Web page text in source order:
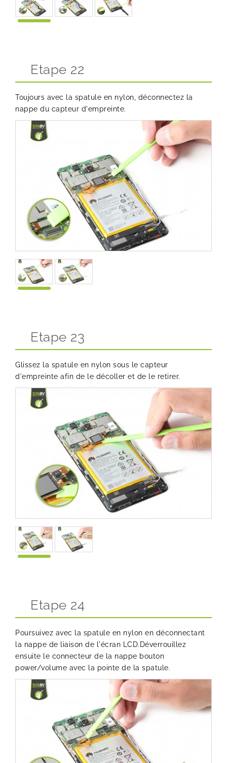
Etape 22
Toujours avec la spatule en nylon, déconnectez la
nappe du capteur d'empreinte.
Etape 23
Glissez la spatule en nylon sous le capteur
d'empreinte afin de le décoller et de le retirer.
Etape 24
Poursuivez avec la spatule en nylon en déconnectant
la nappe de liaison de l'écran LCD.Déverrouillez
ensuite le connecteur de la nappe bouton
power/volume avec la pointe de la spatule.